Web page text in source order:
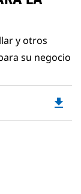
y otros
su negocio
file_download